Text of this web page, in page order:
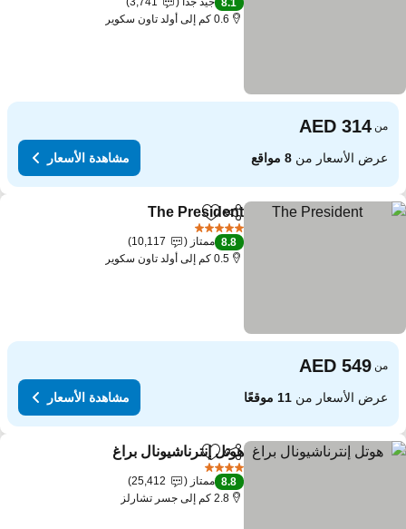
8.1
0.6 كم إلى أولد تاون سكوير
من
عرض الأسعار من8 مواقع مشاهدة الأسعار
مشاركةAdd to favorites
The President
8.8 ممتاز
10,117
0.5 كم إلى أولد تاون سكوير
من
عرض الأسعار من11 موقعًا مشاهدة الأسعار
مشاركةAdd to favorites
هوتل إنترناشيونال براغ
8.8 ممتاز
25,412
2.8 كم إلى جسر تشارلز